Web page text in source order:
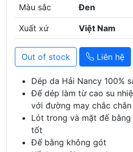
Màu sắc Đen
Xuất xứ Việt Nam
Out of stock Liên hệ
Dép da Hải Nancy 100%
Đế dép làm từ cao su
với đường may chắc
Lót trong và mặt đế
tốt
Đế bằng không gót